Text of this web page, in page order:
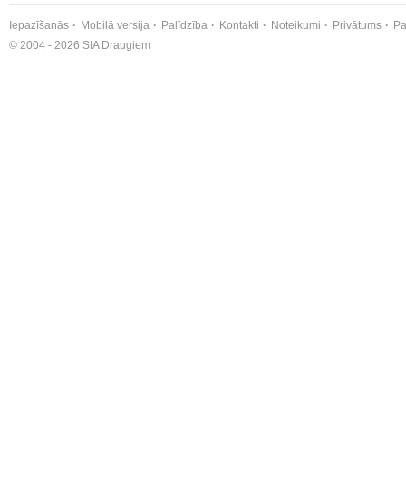
Iepazīšanās Mobilā versija Palīdzība Kontakti Noteikumi Privātums
© 2004 - 2026 SIA Draugiem